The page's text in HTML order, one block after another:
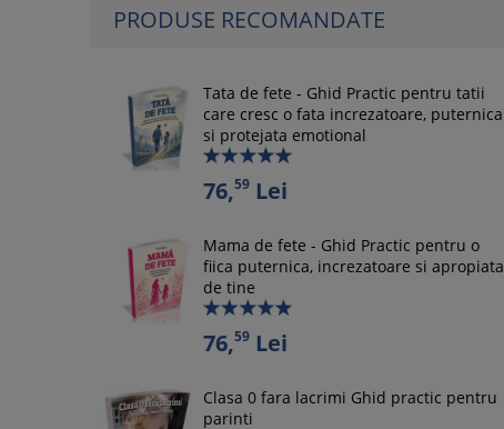
PRODUSE RECOMANDATE
Tata de fete - Ghid Practic pentru tatii
care cresc o fata increzatoare, puternica
si protejata emotional
76,59 Lei
Mama de fete - Ghid Practic pentru o
fiica puternica, increzatoare si apropiata
de tine
76,59 Lei
Clasa 0 fara lacrimi Ghid practic pentru
parinti